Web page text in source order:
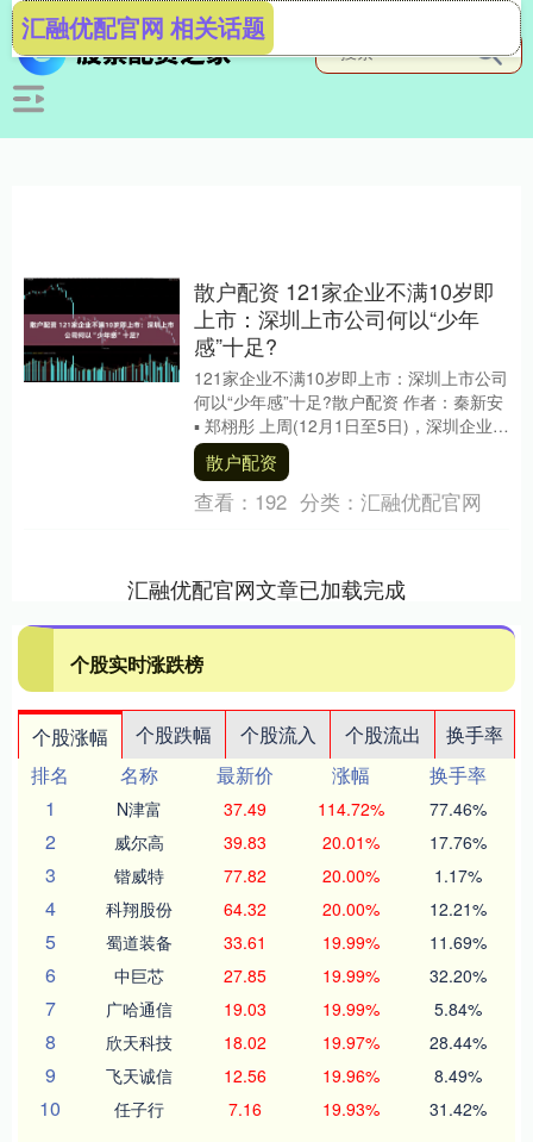
汇融优配官网 相关话题
散户配资 121家企业不满10岁即
上市：深圳上市公司何以“少年
感”十足?
121家企业不满10岁即上市：深圳上市公司
何以“少年感”十足?散户配资 作者：秦新安
▪ 郑栩彤 上周(12月1日至5日)，深圳企业再
掀上市高潮，仅....
散户配资
查看： 192 分类： 汇融优配官网
汇融优配官网文章已加载完成
个股实时涨跌榜
个股涨幅 个股跌幅 个股流入 个股流出
换手率
排名
名称 最新价 涨幅
换手率
1
N津富 37.49 114.72% 77.46%
2 威尔高 39.83 20.01% 17.76%
3 锴威特 77.82 20.00% 1.17%
4 科翔股份 64.32 20.00% 12.21%
5 蜀道装备 33.61 19.99% 11.69%
6 中巨芯 27.85 19.99% 32.20%
7 广哈通信 19.03 19.99% 5.84%
8 欣天科技 18.02 19.97% 28.44%
9 飞天诚信 12.56 19.96% 8.49%
10 任子行 7.16 19.93% 31.42%